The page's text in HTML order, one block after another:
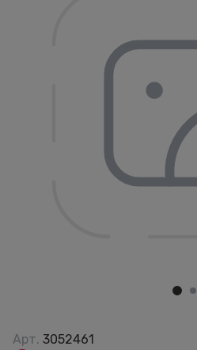
Арт. 3052461